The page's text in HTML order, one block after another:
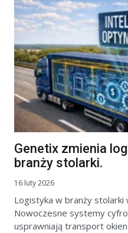
Genetix zmienia
branży stolarki.
16 luty 2026
Logistyka w branży stolarki
Nowoczesne systemy
usprawniają transport